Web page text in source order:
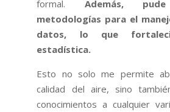
formal. Además,
metodologías para el
datos, lo que
estadística.
Esto no solo me permite
calidad del aire, sino
conocimientos a cualquier